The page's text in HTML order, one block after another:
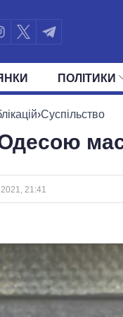
ПОЛIТИКИ
ПРЕЗИДЕНТ І ОФІС
›Суспільство
Одесою
21:41